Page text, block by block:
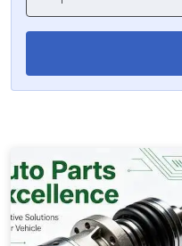
ผ้าคลุมรถ
รถบีบี
แตรสั่งทำพิเศษ
ผ้าห่อรถ